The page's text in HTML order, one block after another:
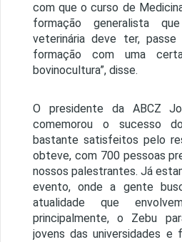
com que o curso de
formação generalista
veterinária deve ter,
formação com uma
bovinocultura”, disse.
O presidente da ABCZ
comemorou o sucesso
bastante satisfeitos pelo
obteve, com 700 pessoas
nossos palestrantes. Já
evento, onde a gente
atualidade que
principalmente, o Zebu
jovens das universidades e